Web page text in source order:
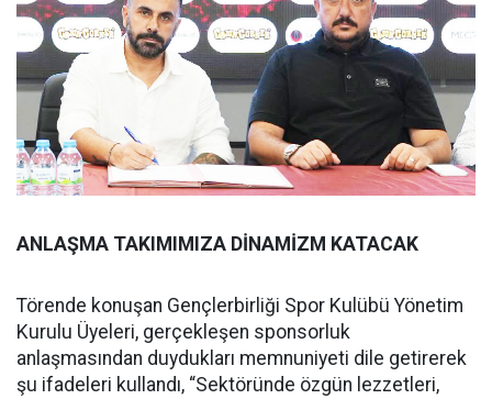
ANLAŞMA TAKIMIMIZA DİNAMİZM KATACAK
Törende konuşan Gençlerbirliği Spor Kulübü Yönetim
Kurulu Üyeleri, gerçekleşen sponsorluk
anlaşmasından duydukları memnuniyeti dile getirerek
şu ifadeleri kullandı, “Sektöründe özgün lezzetleri,